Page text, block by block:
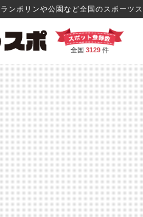
ランポリンや公園など全国のスポーツ
全国 3129件